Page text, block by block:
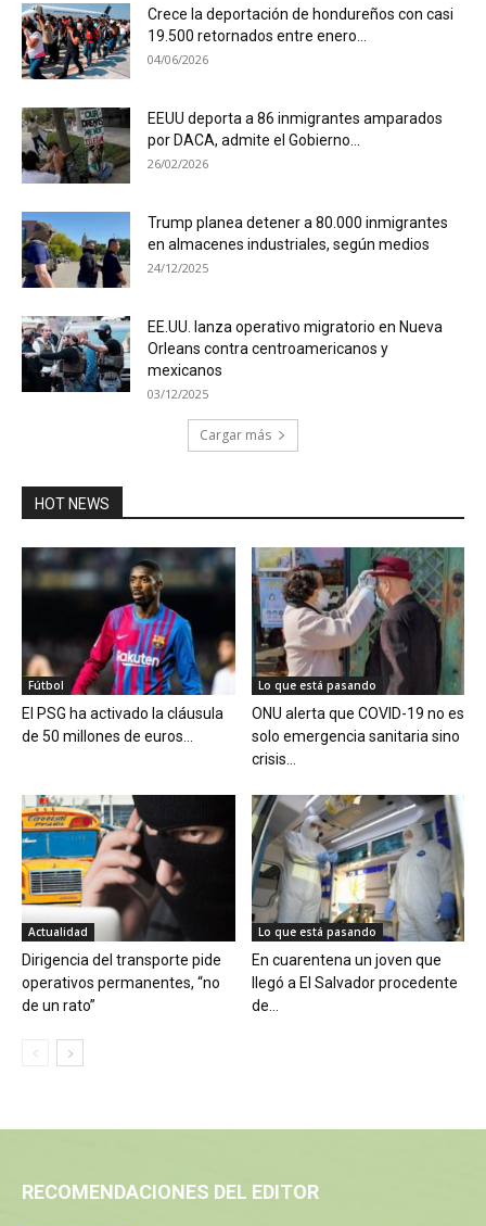
Crece la deportación de hondureños con casi
19.500 retornados entre enero...
04/06/2026
EEUU deporta a 86 inmigrantes amparados
por DACA, admite el Gobierno...
26/02/2026
Trump planea detener a 80.000 inmigrantes
en almacenes industriales, según medios
24/12/2025
EE.UU. lanza operativo migratorio en Nueva
Orleans contra centroamericanos y
mexicanos
03/12/2025
Cargar más
HOT NEWS
Fútbol
El PSG ha activado la cláusula
de 50 millones de euros...
Lo que está pasando
ONU alerta que COVID-19 no es
solo emergencia sanitaria sino
crisis...
Actualidad
Dirigencia del transporte pide
operativos permanentes, “no
de un rato”
Lo que está pasando
En cuarentena un joven que
llegó a El Salvador procedente
de...
RECOMENDACIONES DEL EDITOR